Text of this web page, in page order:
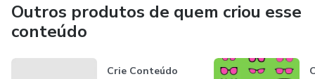
Outros produtos de quem criou esse
conteúdo
Crie Conteúdo